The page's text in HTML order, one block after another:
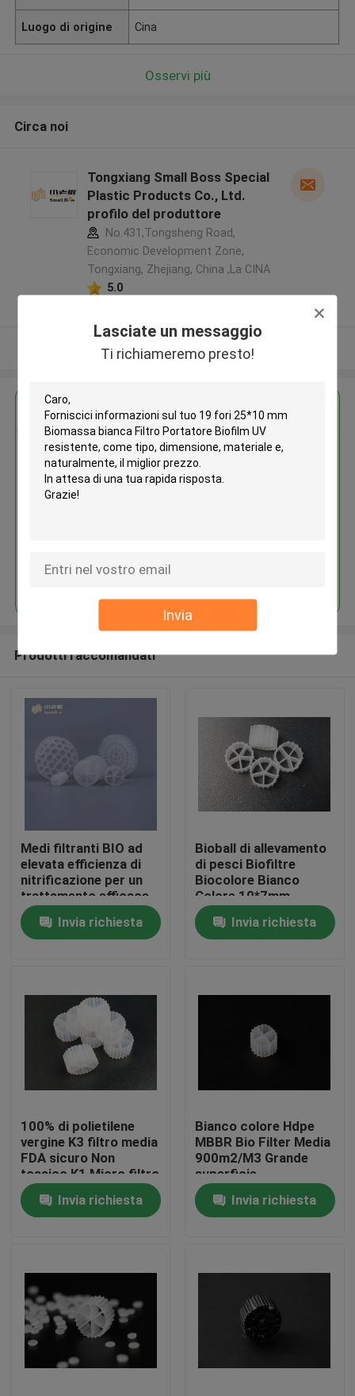
Lasciate un messaggio
Ti richiameremo presto!
Invia
Casa
Circa noi
Controllo di qualità
Contattici
Richieda una citazione
Medi filtranti MBBR
Luogo di origine Cina
Osservi più
Circa noi
Tongxiang Small Boss Special
Plastic Products Co., Ltd.
profilo del produttore
No.431,Tongsheng Road,
Economic Development Zone,
Tongxiang, Zhejiang, China ,La CINA
5.0
Osservi più
Ottieni il miglior prezzo per
19 fori 25*10 mm Biomassa
bianca Filtro Portatore Biofilm
Continua
Prodotti raccomandati
Medi filtranti BIO ad
elevata efficienza di
nitrificazione per un
trattamento efficace
delle acque reflue
Invia richiesta
Bioball di allevamento
di pesci Biofiltre
Biocolore Bianco
Colore 10*7mm
Riempitore
galleggiante 100%
Biofiltre in HDPE
Invia richiesta
100% di polietilene
vergine K3 filtro media
FDA sicuro Non
tossico K1 Micro filtro
MBBR reattore
biomover produttore
cinese
Invia richiesta
Bianco colore Hdpe
MBBR Bio Filter Media
900m2/M3 Grande
superficie
Invia richiesta